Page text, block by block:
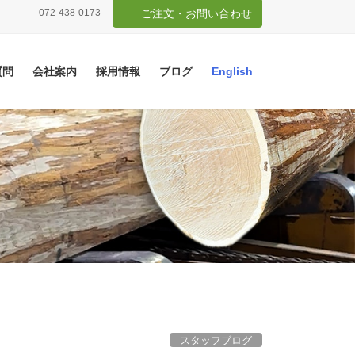
072-438-0173 ご注文・お問い合わせ
会社案内 採用情報 ブログ English
スタッフブログ